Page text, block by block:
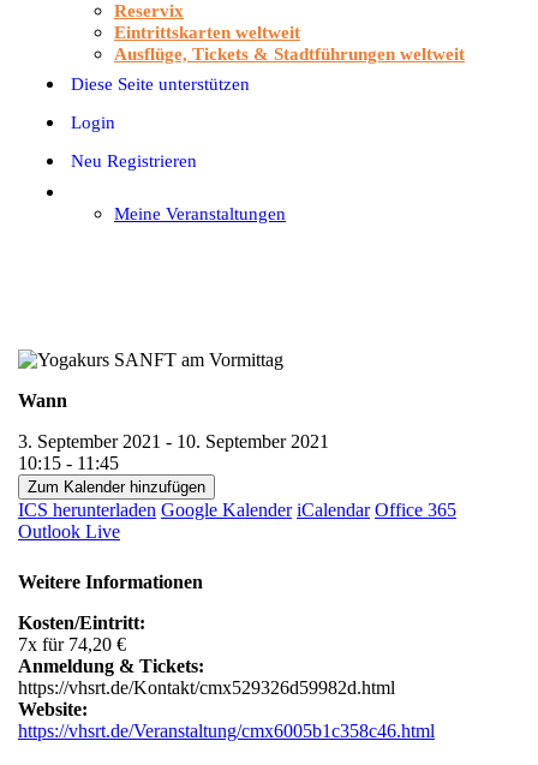
Reservix
Eintrittskarten weltweit
Ausflüge, Tickets & Stadtführungen weltweit
Diese Seite unterstützen
Login
Neu Registrieren
Meine Veranstaltungen
Wann
3. September 2021 - 10. September 2021
10:15 - 11:45
Zum Kalender hinzufügen
ICS herunterladen Google Kalender iCalendar Office 365
Outlook Live
Weitere Informationen
Kosten/Eintritt:
7x für 74,20 €
Anmeldung & Tickets:
https://vhsrt.de/Kontakt/cmx529326d59982d.html
Website:
https://vhsrt.de/Veranstaltung/cmx6005b1c358c46.html